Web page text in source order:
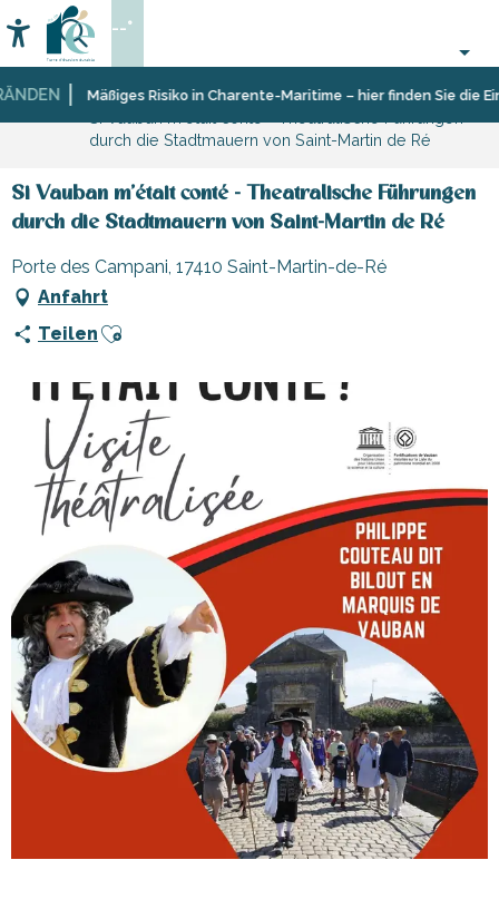
au
contenu
principal
Mäßiges Risiko in Charente-Maritime – hier finden Sie die
Accessibilité
Suche
--°
Startseite
Organisieren
Aktivitäten
Freizeit
durch die Stadtmauern von Saint-Martin de Ré
Si Vauban m'était conté - Theatralische Führungen
durch die Stadtmauern von Saint-Martin de Ré
Porte des Campani, 17410 Saint-Martin-de-Ré
Anfahrt
Teilen Ajouter aux favoris